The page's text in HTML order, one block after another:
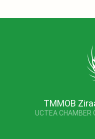
TMMOB
UCTEA CHAMBER